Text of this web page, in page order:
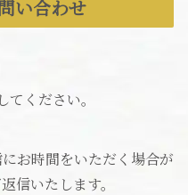
い合わせ
てください。
お時間をいただく場合が
信いたします。